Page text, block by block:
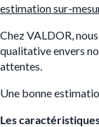
estimation sur-
Chez VALDOR,
qualitative envers
attentes.
Une bonne
Les